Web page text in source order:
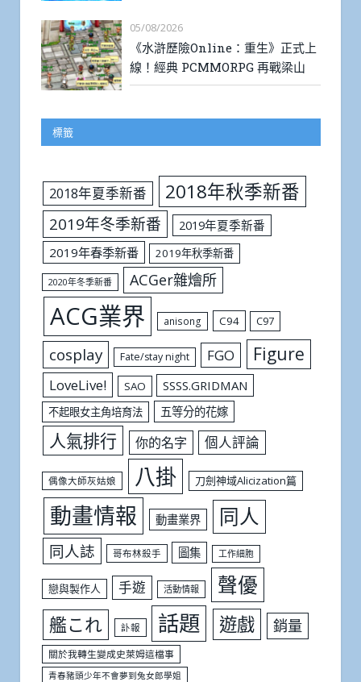
05/08/2026
《水滸歷險Online：重生》正式上
線！經典 PCMMORPG 再戰梁山
標籤
2018年夏季新番 2018年秋季新番
2019年冬季新番
2019年夏季新番
2019年春季新番
2019年秋季新番
2020年冬季新番 ACGer雜燴所
ACG業界 anisong C94 C97
cosplay Fate/stay night FGO Figure
LoveLive! SAO SSSS.GRIDMAN
不起眼女主角培育法 五等分的花嫁
人氣排行 你的名字 個人評論
偶像大師灰姑娘 八掛 刀劍神域Alicization篇
動畫情報 動畫業界 同人
同人誌 哥布林殺手 圖集 工作細胞
戀與製作人 手遊 活動情報 聲優
艦これ 訃報 話題 遊戲 銷量
關於我轉生變成史萊姆這檔事
青春豬頭少年不會夢到兔女郎學姐